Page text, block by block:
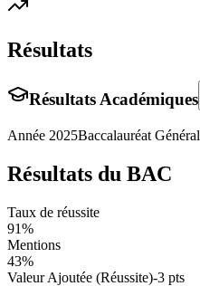
Résultats
Résultats Académiques
Année 2025Baccalauréat Général
Résultats du BAC
Taux de réussite
91%
Mentions
43%
Valeur Ajoutée (Réussite)-3 pts